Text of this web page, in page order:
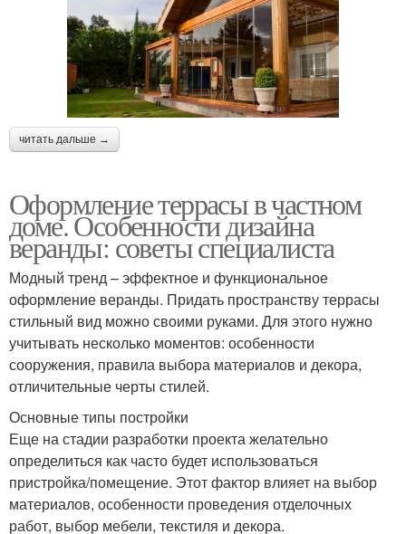
читать дальше →
Оформление террасы в частном
доме. Особенности дизайна
веранды: советы специалиста
Модный тренд – эффектное и функциональное
оформление веранды. Придать пространству террасы
стильный вид можно своими руками. Для этого нужно
учитывать несколько моментов: особенности
сооружения, правила выбора материалов и декора,
отличительные черты стилей.
Основные типы постройки
Еще на стадии разработки проекта желательно
определиться как часто будет использоваться
пристройка/помещение. Этот фактор влияет на выбор
материалов, особенности проведения отделочных
работ, выбор мебели, текстиля и декора.